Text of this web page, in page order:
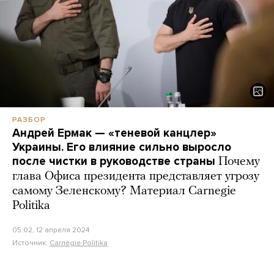
РАЗБОР
Андрей Ермак — «теневой канцлер»
Украины. Его влияние сильно выросло
после чистки в руководстве страны Почему
глава Офиса президента представляет угрозу
самому Зеленскому? Материал Carnegie
Politika
05:02, 12 апреля 2024
Источник: Carnegie Politika